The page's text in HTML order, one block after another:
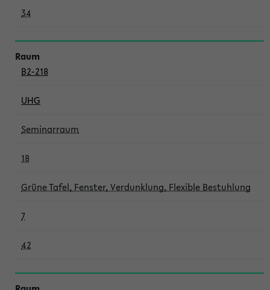
34
B2-218
UHG
Seminarraum
18
Grüne Tafel, Fenster, Verdunklung, Flexible Bestuhlung
7
42